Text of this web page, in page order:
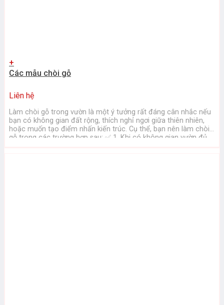
+
Các mẫu chòi gỗ
Liên hệ
Làm chòi gỗ trong vườn là một ý tưởng rất đáng cân nhắc nếu
bạn có không gian đất rộng, thích nghỉ ngơi giữa thiên nhiên,
hoặc muốn tạo điểm nhấn kiến trúc. Cụ thể, bạn nên làm chòi
gỗ trong các trường hợp sau: ✅ 1. Khi có không gian vườn đủ